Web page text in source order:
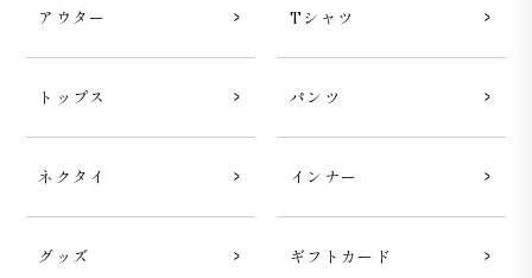
アウター Tシャツ
トップス パンツ
ネクタイ インナー
グッズ ギフトカード